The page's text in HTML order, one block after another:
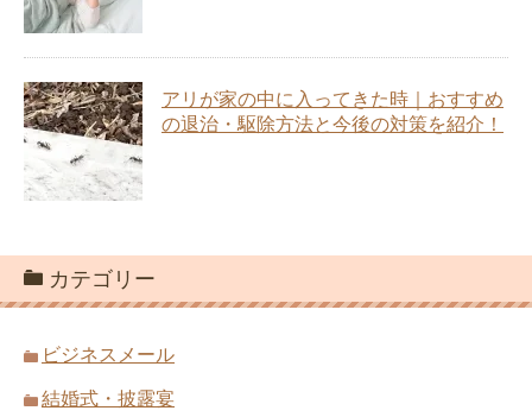
アリが家の中に入ってきた時｜おすすめ
の退治・駆除方法と今後の対策を紹介！
カテゴリー
ビジネスメール
結婚式・披露宴